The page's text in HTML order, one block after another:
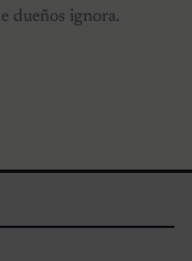
dueños ignora.